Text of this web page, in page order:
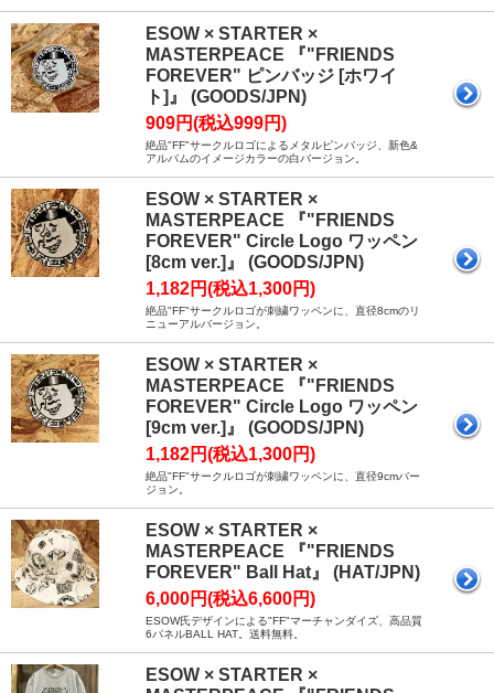
ESOW × STARTER ×
MASTERPEACE 『"FRIENDS
FOREVER" ピンバッジ [ホワイ
ト]』 (GOODS/JPN)
909円(税込999円)
絶品"FF"サークルロゴによるメタルピンバッジ、新色&
アルバムのイメージカラーの白バージョン。
ESOW × STARTER ×
MASTERPEACE 『"FRIENDS
FOREVER" Circle Logo ワッペン
[8cm ver.]』 (GOODS/JPN)
1,182円(税込1,300円)
絶品"FF"サークルロゴが刺繍ワッペンに、直径8cmのリ
ニューアルバージョン。
ESOW × STARTER ×
MASTERPEACE 『"FRIENDS
FOREVER" Circle Logo ワッペン
[9cm ver.]』 (GOODS/JPN)
1,182円(税込1,300円)
絶品"FF"サークルロゴが刺繍ワッペンに、直径9cmバー
ジョン。
ESOW × STARTER ×
MASTERPEACE 『"FRIENDS
FOREVER" Ball Hat』 (HAT/JPN)
6,000円(税込6,600円)
ESOW氏デザインによる"FF"マーチャンダイズ、高品質
6パネルBALL HAT。送料無料。
ESOW × STARTER ×